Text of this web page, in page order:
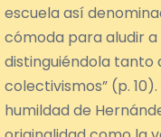
escuela así
cómoda para aludir
distinguiéndola tanto
colectivismos” (p.
humildad de